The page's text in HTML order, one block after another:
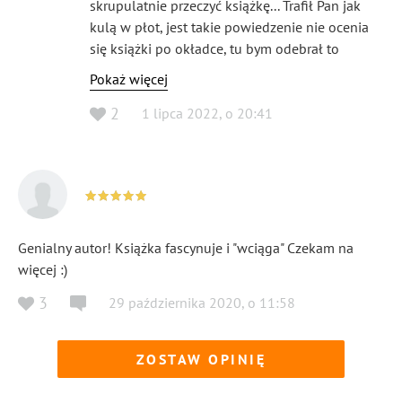
skrupulatnie przeczyć książkę... Trafił Pan jak
kulą w płot, jest takie powiedzenie nie ocenia
się książki po okładce, tu bym odebrał to
dosłownie...
Pokaż więcej
2 1 lipca 2022, o 20:41
Genialny autor! Książka fascynuje i "wciąga" Czekam na
więcej :)
3 29 października 2020, o 11:58
ZOSTAW OPINIĘ